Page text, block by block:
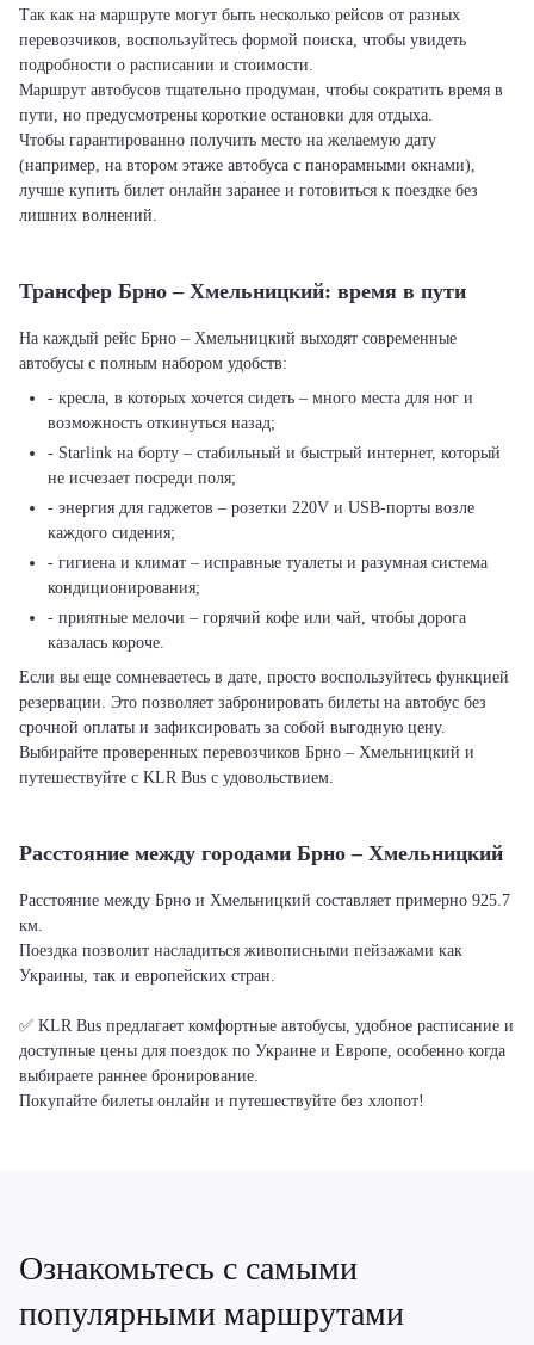
Так как на маршруте могут быть несколько рейсов от разных
перевозчиков, воспользуйтесь формой поиска, чтобы увидеть
подробности о расписании и стоимости.
Маршрут автобусов тщательно продуман, чтобы сократить время в
пути, но предусмотрены короткие остановки для отдыха.
Чтобы гарантированно получить место на желаемую дату
(например, на втором этаже автобуса с панорамными окнами),
лучше купить билет онлайн заранее и готовиться к поездке без
лишних волнений.
Трансфер Брно – Хмельницкий: время в пути
На каждый рейс Брно – Хмельницкий выходят современные
автобусы с полным набором удобств:
- кресла, в которых хочется сидеть – много места для ног и
возможность откинуться назад;
- Starlink на борту – стабильный и быстрый интернет, который
не исчезает посреди поля;
- энергия для гаджетов – розетки 220V и USB-порты возле
каждого сидения;
- гигиена и климат – исправные туалеты и разумная система
кондиционирования;
- приятные мелочи – горячий кофе или чай, чтобы дорога
казалась короче.
Если вы еще сомневаетесь в дате, просто воспользуйтесь функцией
резервации. Это позволяет забронировать билеты на автобус без
срочной оплаты и зафиксировать за собой выгодную цену.
Выбирайте проверенных перевозчиков Брно – Хмельницкий и
путешествуйте с KLR Bus с удовольствием.
Расстояние между городами Брно – Хмельницкий
Расстояние между Брно и Хмельницкий составляет примерно 925.7
км.
Поездка позволит насладиться живописными пейзажами как
Украины, так и европейских стран.
✅ KLR Bus предлагает комфортные автобусы, удобное расписание и
доступные цены для поездок по Украине и Европе, особенно когда
выбираете раннее бронирование.
Покупайте билеты онлайн и путешествуйте без хлопот!
Ознакомьтесь с самыми
популярными маршрутами